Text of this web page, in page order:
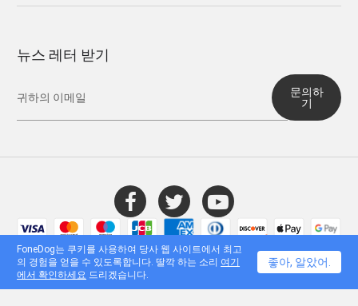
뉴스 레터 받기
문의하
기
© 2016 - 2026 FoneDog Technology Limited, 홍콩. 모든 권리 보유.
FoneDog는 쿠키를 사용하여 당사 웹 사이트에서 최고
의 경험을 얻을 수 있도록합니다. 딸깍 하는 소리 여기
에서 확인하세요 드리겠습니다.
좋아, 알았어.